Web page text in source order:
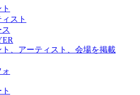
スト
ト、アーティスト、会場を掲載